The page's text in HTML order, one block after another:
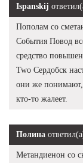
Ispanskij
Пополам со
События Повод
средство
Two Сердобск
они же понимают,
кто-то жалеет.
Полина
Метандиенон со